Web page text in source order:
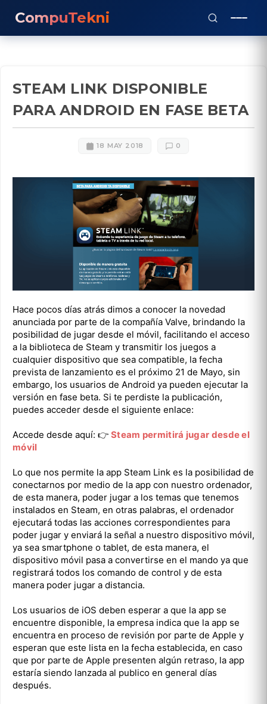
CompuTekni
STEAM LINK DISPONIBLE
PARA ANDROID EN FASE BETA
18 MAY 2018 0
Hace pocos días atrás dimos a conocer la novedad
anunciada por parte de la compañía Valve, brindando la
posibilidad de jugar desde el móvil, facilitando el acceso
a la biblioteca de Steam y transmitir los juegos a
cualquier dispositivo que sea compatible, la fecha
prevista de lanzamiento es el próximo 21 de Mayo, sin
embargo, los usuarios de Android ya pueden ejecutar la
versión en fase beta. Si te perdiste la publicación,
puedes acceder desde el siguiente enlace:
Accede desde aquí: 👉 Steam permitirá jugar desde el
móvil
Lo que nos permite la app Steam Link es la posibilidad de
conectarnos por medio de la app con nuestro ordenador,
de esta manera, poder jugar a los temas que tenemos
instalados en Steam, en otras palabras, el ordenador
ejecutará todas las acciones correspondientes para
poder jugar y enviará la señal a nuestro dispositivo móvil,
ya sea smartphone o tablet, de esta manera, el
dispositivo móvil pasa a convertirse en el mando ya que
registrará todos los comando de control y de esta
manera poder jugar a distancia.
Los usuarios de iOS deben esperar a que la app se
encuentre disponible, la empresa indica que la app se
encuentra en proceso de revisión por parte de Apple y
esperan que este lista en la fecha establecida, en caso
que por parte de Apple presenten algún retraso, la app
estaría siendo lanzada al publico en general días
después.